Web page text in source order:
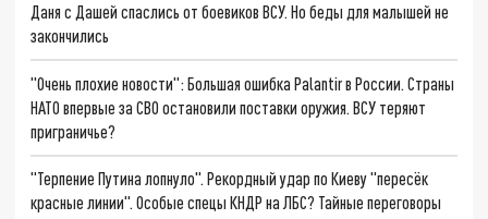
Даня с Дашей спаслись от боевиков ВСУ. Но беды для малышей не
закончились
"Очень плохие новости": Большая ошибка Palantir в России. Страны
НАТО впервые за СВО остановили поставки оружия. ВСУ теряют
приграничье?
"Терпение Путина лопнуло". Рекордный удар по Киеву "пересёк
красные линии". Особые спецы КНДР на ЛБС? Тайные переговоры